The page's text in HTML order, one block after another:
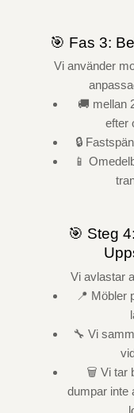
🎯 Fas 3:
Vi använder
🚚 mellan
efter
🔒
📱
🎯 Steg
Vi avlastar
📍 Möbler
🔧 Vi
🗑️ Vi tar
dumpar inte